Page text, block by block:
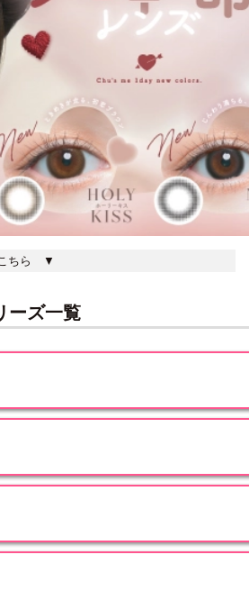
こちら ▼
ーズ一覧